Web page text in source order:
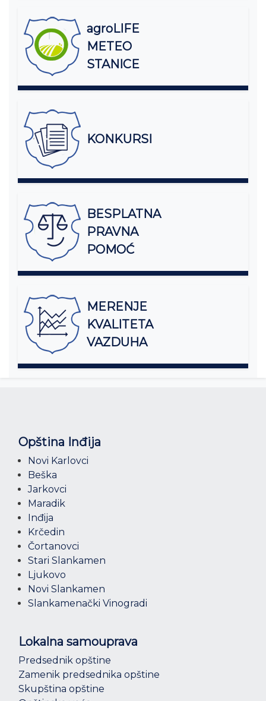
agroLIFE
METEO
STANICE
KONKURSI
BESPLATNA
PRAVNA
POMOĆ
MERENJE
KVALITETA
VAZDUHA
Opština Inđija
Novi Karlovci
Beška
Jarkovci
Maradik
Inđija
Krčedin
Čortanovci
Stari Slankamen
Ljukovo
Novi Slankamen
Slankamenački Vinogradi
Lokalna samouprava
Predsednik opštine
Zamenik predsednika opštine
Skupština opštine